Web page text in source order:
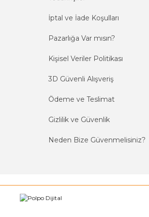
İptal ve İade Koşulları
Pazarlığa Var mısın?
Kişisel Veriler Politikası
3D Güvenli Alışveriş
Ödeme ve Teslimat
Gizlilik ve Güvenlik
Neden Bize Güvenmelisiniz?